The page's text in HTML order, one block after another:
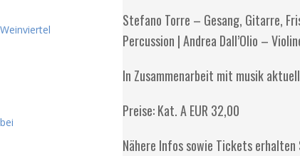
Stefano Torre – Gesang, Gitarre,
Percussion | Andrea Dall’Olio –
In Zusammenarbeit mit musik
Preise: Kat. A EUR 32,00
Nähere Infos sowie Tickets erhalten